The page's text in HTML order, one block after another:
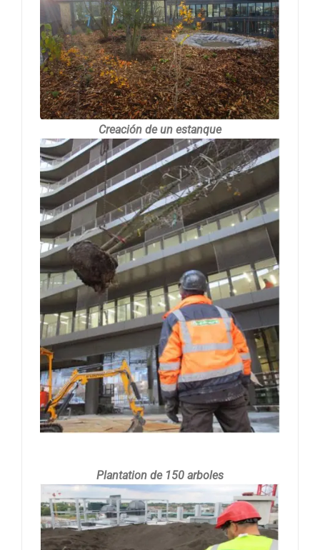
Creación de un estanque
Plantation de 150 arboles